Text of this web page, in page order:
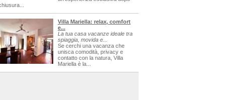
Villa Mariella: relax, comfort
e...
La tua casa vacanze ideale tra
spiaggia, movida e...
Se cerchi una vacanza che
unisca comodità, privacy e
contatto con la natura, Villa
Mariella è la...